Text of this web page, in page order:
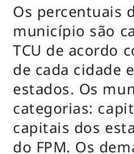
Os percentuais
município são
TCU de acordo
de cada cidade
estados. Os
categorias:
capitais dos
do FPM. Os